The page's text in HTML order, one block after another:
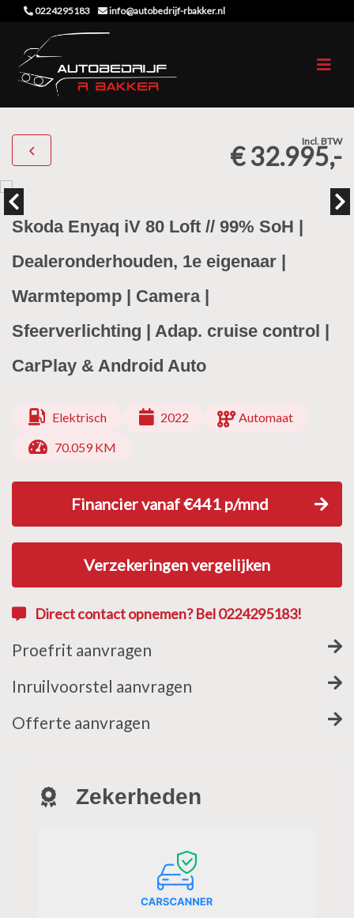
0224295183 info@autobedrijf-rbakker.nl
Incl. BTW
€ 32.995,-
Skoda Enyaq iV 80 Loft // 99% SoH |
Dealeronderhouden, 1e eigenaar |
Warmtepomp | Camera |
Sfeerverlichting | Adap. cruise control |
CarPlay & Android Auto
Elektrisch 2022
Automaat
70.059 KM
Financier vanaf €441 p/mnd
Verzekeringen vergelijken
Direct contact opnemen? Bel 0224295183!
Proefrit aanvragen
Inruilvoorstel aanvragen
Offerte aanvragen
Zekerheden